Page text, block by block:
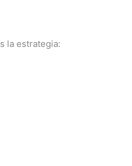
la estrategia: